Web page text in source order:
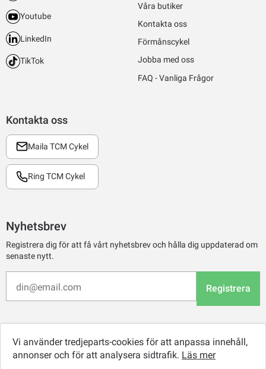
Kontakta oss
Maila TCM Cykel
Ring TCM Cykel
Youtube
LinkedIn
TikTok
Våra butiker
Kontakta oss
Förmånscykel
Jobba med oss
FAQ - Vanliga Frågor
Nyhetsbrev
Registrera dig för att få vårt nyhetsbrev och hålla dig uppdaterad om
senaste nytt.
Registrera
Vi använder tredjeparts-cookies för att anpassa innehåll,
annonser och för att analysera sidtrafik. Läs mer